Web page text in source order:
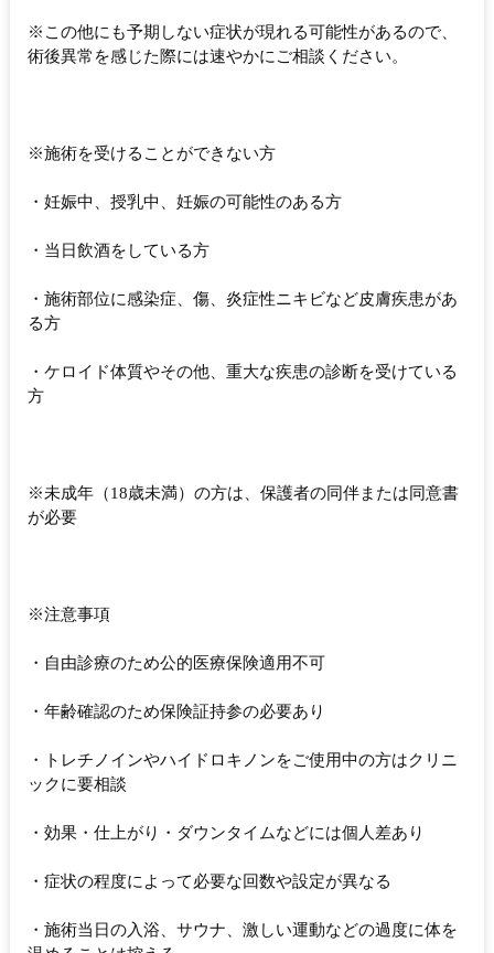
※この他にも予期しない症状が現れる可能性があるので、
術後異常を感じた際には速やかにご相談ください。
※施術を受けることができない方
・妊娠中、授乳中、妊娠の可能性のある方
・当日飲酒をしている方
・施術部位に感染症、傷、炎症性ニキビなど皮膚疾患があ
る方
・ケロイド体質やその他、重大な疾患の診断を受けている
方
※未成年（18歳未満）の方は、保護者の同伴または同意書
が必要
※注意事項
・自由診療のため公的医療保険適用不可
・年齢確認のため保険証持参の必要あり
・トレチノインやハイドロキノンをご使用中の方はクリニ
ックに要相談
・効果・仕上がり・ダウンタイムなどには個人差あり
・症状の程度によって必要な回数や設定が異なる
・施術当日の入浴、サウナ、激しい運動などの過度に体を